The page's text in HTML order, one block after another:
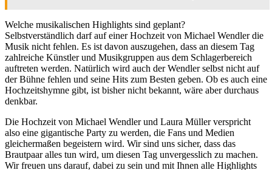
Welche musikalischen Highlights sind geplant?
Selbstverständlich darf auf einer Hochzeit von Michael Wendler die
Musik nicht fehlen. Es ist davon auszugehen, dass an diesem Tag
zahlreiche Künstler und Musikgruppen aus dem Schlagerbereich
auftreten werden. Natürlich wird auch der Wendler selbst nicht auf
der Bühne fehlen und seine Hits zum Besten geben. Ob es auch eine
Hochzeitshymne gibt, ist bisher nicht bekannt, wäre aber durchaus
denkbar.
Die Hochzeit von Michael Wendler und Laura Müller verspricht
also eine gigantische Party zu werden, die Fans und Medien
gleichermaßen begeistern wird. Wir sind uns sicher, dass das
Brautpaar alles tun wird, um diesen Tag unvergesslich zu machen.
Wir freuen uns darauf, dabei zu sein und mit Ihnen alle Highlights